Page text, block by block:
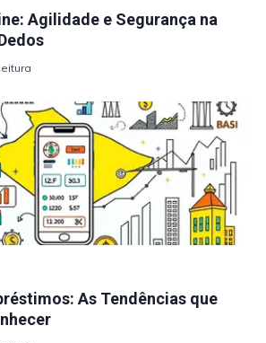
Agilidade e Segurança na
As Tendências que